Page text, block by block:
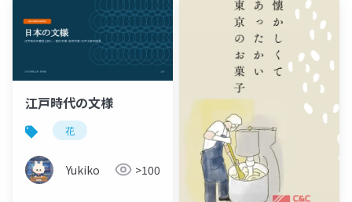
江戸時代の文様
花
Yukiko >100